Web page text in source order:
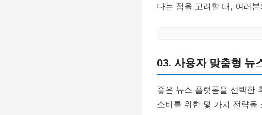
다는 점을 고려할 때, 여러
03. 사용자 맞춤형 뉴
좋은 뉴스 플랫폼을 선택한
소비를 위한 몇 가지 전략을